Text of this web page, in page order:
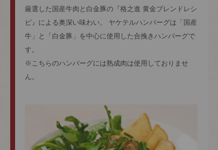
厳選した国産牛肉と白金豚の『格之進 黄金ブレンドレシ
ピ』による奥深い味わい。 ヤケテルハンバーグは「国産
牛」と「白金豚」を中心に使用した合挽きハンバーグで
す。
※こちらのハンバーグには熟成肉は使用しておりませ
ん。